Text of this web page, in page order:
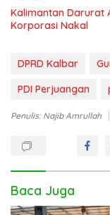
Kalimantan Darurat
Korporasi Nakal
DPRD Kalbar
PDI Perjuangan
Penulis: Najib Amrullah
Baca Juga